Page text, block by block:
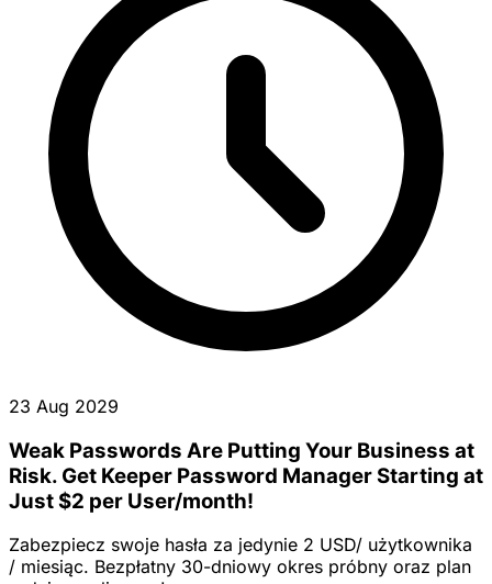
23 Aug 2029
Weak Passwords Are Putting Your Business at
Risk. Get Keeper Password Manager Starting at
Just $2 per User/month!
Zabezpiecz swoje hasła za jedynie 2 USD/ użytkownika
/ miesiąc. Bezpłatny 30-dniowy okres próbny oraz plan